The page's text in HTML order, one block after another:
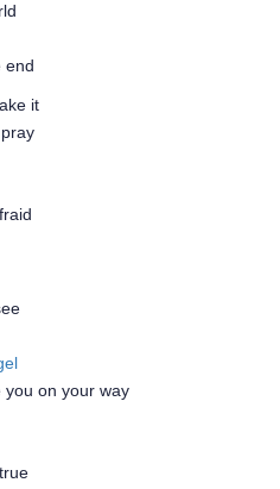
end
it
you on your way